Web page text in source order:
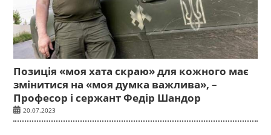
Позиція «моя хата скраю» для кожного має
змінитися на «моя думка важлива», –
Професор і сержант Федір Шандор
20.07.2023